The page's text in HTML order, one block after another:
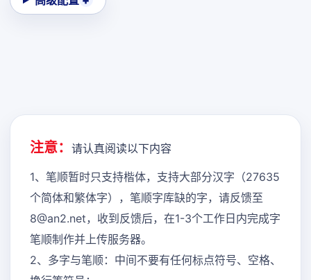
注意： 请认真阅读以下内容
1、笔顺暂时只支持楷体，支持大部分汉字（27635
个简体和繁体字），笔顺字库缺的字，请反馈至
8@an2.net，收到反馈后，在1-3个工作日内完成字
笔顺制作并上传服务器。
2、多字与笔顺：中间不要有任何标点符号、空格、